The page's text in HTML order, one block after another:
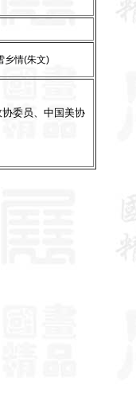
乡情(朱文)
委员、中国美协